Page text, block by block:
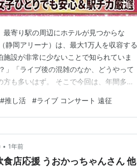
最寄り駅の周辺にホテルが見つからな
静岡アリーナ）は、最大1万人を収容する
設が非常に少ないことで知られていま
」「ライブ後の混雑のなか、どうやって
も多いはず。 そこで今回は、年間多く
厳選15件をすべてご紹介します。愛野
報もあわせて解…
#推し活 #ライブ コンサート 遠征
• 1年前
店応援 うおかっちゃんさん 他